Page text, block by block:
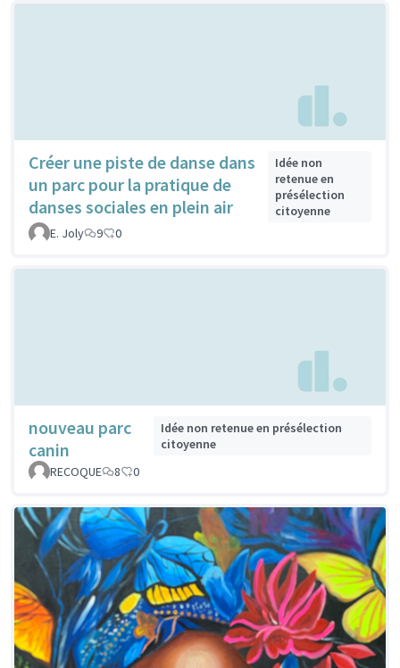
Créer une piste de danse dans
un parc pour la pratique de
danses sociales en plein air
Idée non
retenue en
présélection
citoyenne
E. Joly
9 0
nouveau parc
canin
Idée non retenue en présélection
citoyenne
RECOQUE
8 0